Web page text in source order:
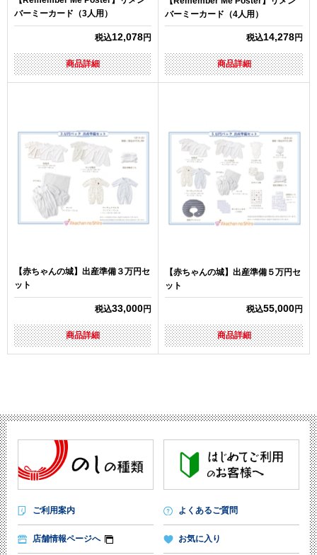
バーミーカード（3人用）
税込12,078円
商品詳細
バーミーカード（4人用）
税込14,278円
商品詳細
【赤ちゃんの城】出産準備３万円セ
ット
税込33,000円
商品詳細
【赤ちゃんの城】出産準備５万円セ
ット
税込55,000円
商品詳細
ご利用案内 よくあるご質問
店舗情報ページへ お気に入り